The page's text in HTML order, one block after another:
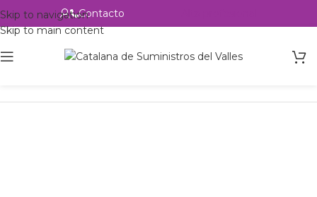
Skip to navigation
Skip to main content
Contacto